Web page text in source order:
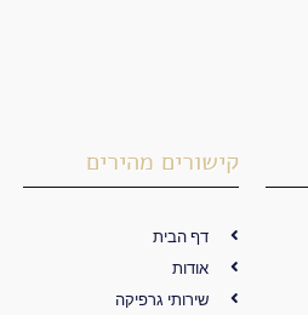
קישורים מהירים
דף הבית
אודות
שירותי גרפיקה